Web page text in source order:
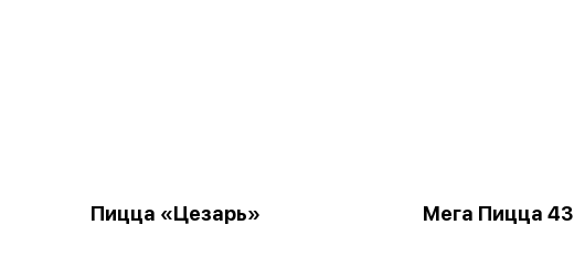
Пицца «Цезарь» Мега Пицца 43